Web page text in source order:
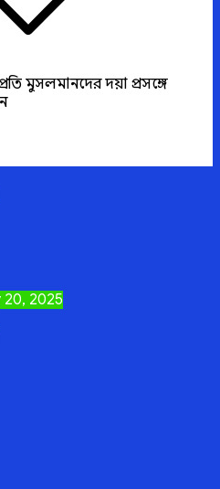
মুসলমানদের দয়া প্রসঙ্গে
20, 2025